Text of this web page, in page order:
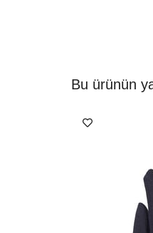
Bu ürünün